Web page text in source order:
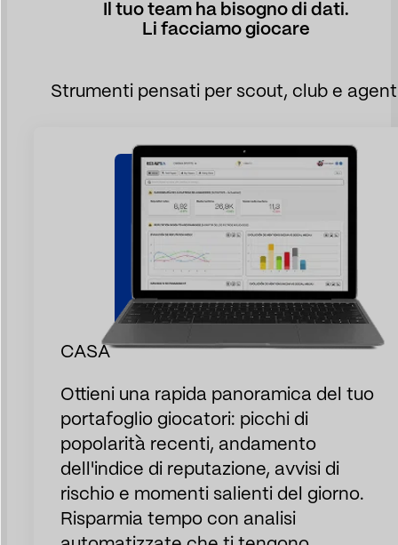
Il tuo team ha bisogno di dati.
Li facciamo giocare
Strumenti pensati per scout, club e
CASA
Ottieni una rapida panoramica del tuo
portafoglio giocatori: picchi di
popolarità recenti, andamento
dell'indice di reputazione, avvisi di
rischio e momenti salienti del giorno.
Risparmia tempo con analisi